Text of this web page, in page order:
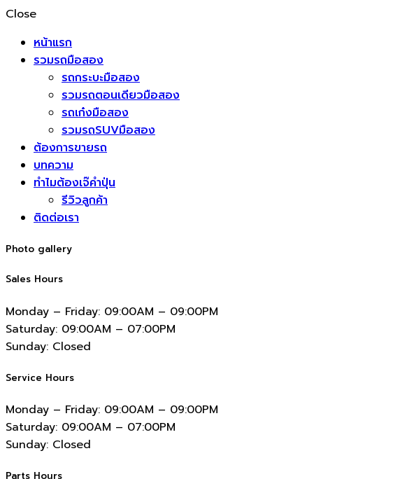
Close
หน้าแรก
รวมรถมือสอง
รถกระบะมือสอง
รวมรถตอนเดียวมือสอง
รถเก๋งมือสอง
รวมรถSUVมือสอง
ต้องการขายรถ
บทความ
ทำไมต้องเจ๊คำปุ่น
รีวิวลูกค้า
ติดต่อเรา
Photo gallery
Sales Hours
Monday – Friday: 09:00AM – 09:00PM
Saturday: 09:00AM – 07:00PM
Sunday: Closed
Service Hours
Monday – Friday: 09:00AM – 09:00PM
Saturday: 09:00AM – 07:00PM
Sunday: Closed